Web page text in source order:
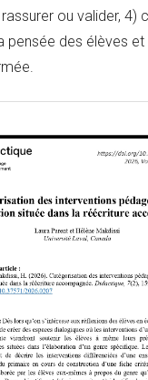
ou valider, 4)
pensée des élèves et